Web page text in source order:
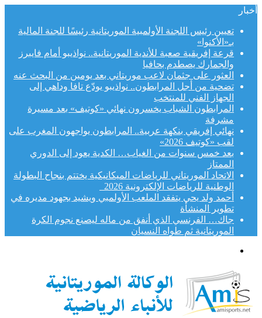
أخبار
تعيين رئيس اللجنة الأولمبية الموريتانية رئيسًا للجنة المالية
بـ«الأكنوا»
قرعة إفريقية صعبة للأندية الموريتانية.. نواذيبو أمام فايبرز
والجمارك يصطدم بحافيا
العثور على جثمان لاعب موريتاني بعد يومين من البحث عنه
تضحية من أجل المرابطون.. نواذيبو يودّع تافا وداهي إلى
الجهاز الفني للمنتخب
المرابطون الشباب يخسرون نهائي «كوتيف» بعد مسيرة
مشرفة
نهائي إفريقي بنكهة عربية.. المرابطون يواجهون المغرب على
لقب «كوتيف 2026»
بعد خمس سنوات من الغياب… الكدية يعود إلى الدوري
الممتاز
الاتحاد الموريتاني للرياضات الميكانيكية يختتم بنجاح البطولة
الوطنية للرياضات الإلكترونية 2026
أحمد ولد يحي يتفقد الملعب الأولمبي ويشيد بجهود مديره في
تطوير المنشأة
جاك… الفرنسي الذي أنفق من ماله ليصنع نجوم الكرة
الموريتانية ثم طواه النسيان